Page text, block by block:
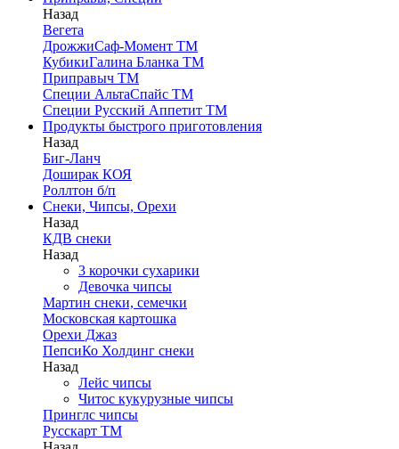
Назад
Вегета
ДрожжиСаф-Момент ТМ
КубикиГалина Бланка ТМ
Приправыч ТМ
Специи АльтаСпайс ТМ
Специи Русский Аппетит ТМ
Продукты быстрого приготовления
Назад
Биг-Ланч
Доширак КОЯ
Роллтон б/п
Снеки, Чипсы, Орехи
Назад
КДВ снеки
Назад
3 корочки сухарики
Девочка чипсы
Мартин снеки, семечки
Московская картошка
Орехи Джаз
ПепсиКо Холдинг снеки
Назад
Лейс чипсы
Читос кукурузные чипсы
Принглс чипсы
Русскарт ТМ